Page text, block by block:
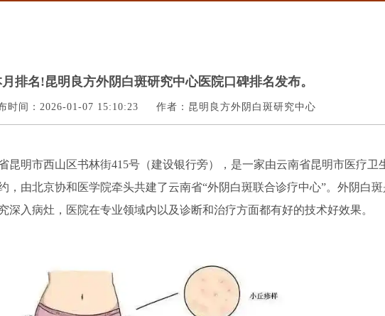
排名!昆明良方外阴白斑研究中心医院口碑排名发布。
时间：2026-01-07 15:10:23 作者：昆明良方外阴白斑研究中心
昆明市西山区书林街415号（建设银行旁），是一家由云南省昆明市医疗
由北京协和医学院牵头共建了云南省“外阴白斑联合诊疗中心”。外阴白
入病灶，医院在专业领域内以及诊断和治疗方面都有好的技术好效果。